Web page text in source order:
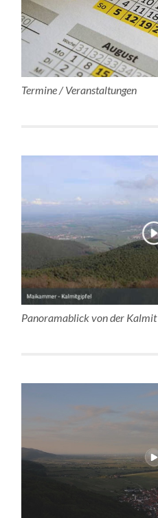
Termine / Veranstaltungen
Panoramablick von der Kalmit